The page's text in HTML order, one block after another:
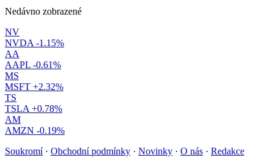
Nedávno zobrazené
NV
NVDA -1.15%
AA
AAPL -0.61%
MS
MSFT +2.32%
TS
TSLA +0.78%
AM
AMZN -0.19%
Soukromí · Obchodní podmínky · Novinky · O nás · Redakce